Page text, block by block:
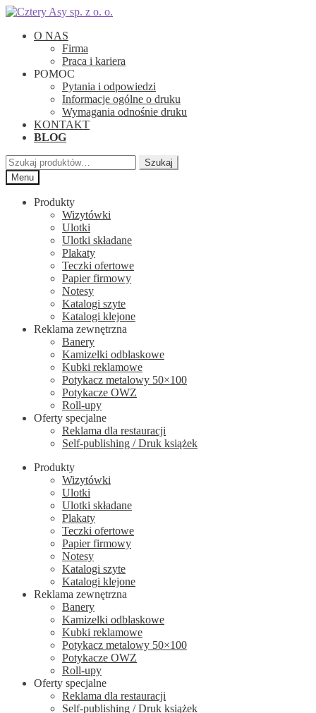
Przejdź
nawigacji
Przejdź
treści
O NAS
Firma
Praca i kariera
POMOC
Pytania i odpowiedzi
Informacje ogólne o druku
Wymagania odnośnie druku
KONTAKT
BLOG
Szukaj:
Szukaj
Menu
Produkty
Wizytówki
Ulotki
Ulotki składane
Plakaty
Teczki ofertowe
Papier firmowy
Notesy
Katalogi szyte
Katalogi klejone
Reklama zewnętrzna
Banery
Kamizelki odblaskowe
Kubki reklamowe
Potykacz metalowy 50×100
Potykacze OWZ
Roll-upy
Oferty specjalne
Reklama dla restauracji
Self-publishing / Druk książek
Produkty
Wizytówki
Ulotki
Ulotki składane
Plakaty
Teczki ofertowe
Papier firmowy
Notesy
Katalogi szyte
Katalogi klejone
Reklama zewnętrzna
Banery
Kamizelki odblaskowe
Kubki reklamowe
Potykacz metalowy 50×100
Potykacze OWZ
Roll-upy
Oferty specjalne
Reklama dla restauracji
Self-publishing / Druk książek